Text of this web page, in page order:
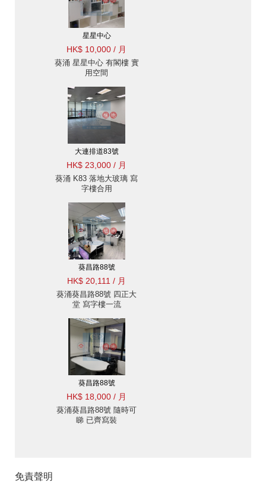
星星中心
HK$ 10,000 / 月
葵涌 星星中心 有閣樓 實
用空間
大連排道83號
HK$ 23,000 / 月
葵涌 K83 落地大玻璃 寫
字樓合用
葵昌路88號
HK$ 20,111 / 月
葵涌葵昌路88號 四正大
堂 寫字樓一流
葵昌路88號
HK$ 18,000 / 月
葵涌葵昌路88號 隨時可
睇 已齊寫裝
免責聲明